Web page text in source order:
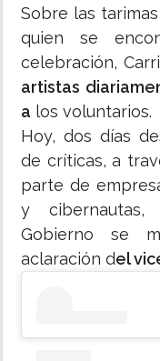
Sobre las
quien se
celebración,
artistas
a los voluntarios.
Hoy, dos días
de críticas, a
parte de
y
Gobierno se
aclaración del